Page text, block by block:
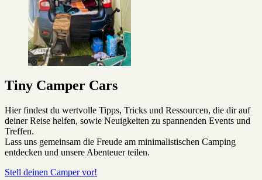
Tiny Camper Cars
Hier findest du wertvolle Tipps, Tricks und Ressourcen, die dir auf
deiner Reise helfen, sowie Neuigkeiten zu spannenden Events und
Treffen.
Lass uns gemeinsam die Freude am minimalistischen Camping
entdecken und unsere Abenteuer teilen.
Stell deinen Camper vor!